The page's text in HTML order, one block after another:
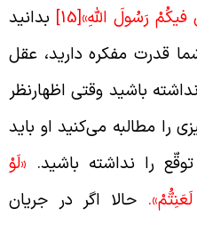
رَسُولَ اللَّهِ»[15]
بدانید
قدرت مفکره دارید، عقل
باشید وقتی اظهارنظر
مطالبه می‌کنید او باید
را نداشته باشید. «لَوْ
حالا اگر در جریان